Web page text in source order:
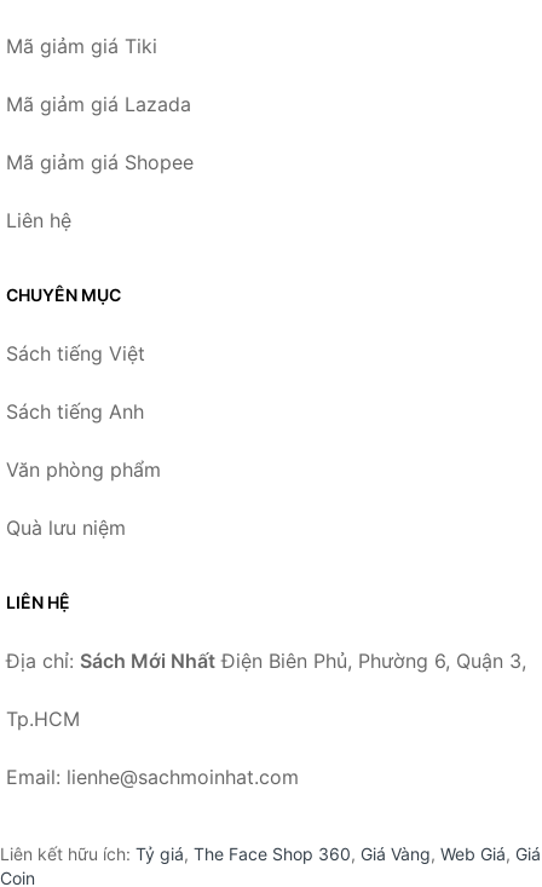
Mã giảm giá Tiki
Mã giảm giá Lazada
Mã giảm giá Shopee
Liên hệ
CHUYÊN MỤC
Sách tiếng Việt
Sách tiếng Anh
Văn phòng phẩm
Quà lưu niệm
LIÊN HỆ
Địa chỉ: Sách Mới Nhất Điện Biên Phủ, Phường 6, Quận 3,
Tp.HCM
Email: lienhe@sachmoinhat.com
Liên kết hữu ích: Tỷ giá, The Face Shop 360, Giá Vàng, Web Giá, Giá
Coin